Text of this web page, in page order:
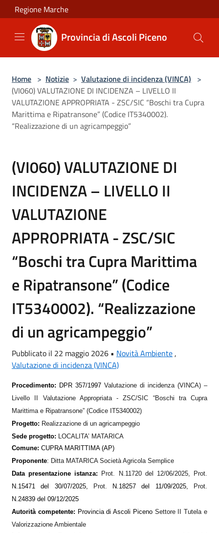
Salta al contenuto principale
Regione Marche
Provincia di Ascoli Piceno
Home > Notizie > Valutazione di incidenza (VINCA) >
(VI060) VALUTAZIONE DI INCIDENZA – LIVELLO II
VALUTAZIONE APPROPRIATA - ZSC/SIC “Boschi tra Cupra
Marittima e Ripatransone” (Codice IT5340002).
“Realizzazione di un agricampeggio”
(VI060) VALUTAZIONE DI
INCIDENZA – LIVELLO II
VALUTAZIONE
APPROPRIATA - ZSC/SIC
“Boschi tra Cupra Marittima
e Ripatransone” (Codice
IT5340002). “Realizzazione
di un agricampeggio”
Pubblicato il 22 maggio 2026 • Novità Ambiente,
Valutazione di incidenza (VINCA)
Procedimento: DPR 357/1997 Valutazione di incidenza (VINCA) –
Livello II Valutazione Appropriata - ZSC/SIC “Boschi tra Cupra
Marittima e Ripatransone” (Codice IT5340002)
Progetto: Realizzazione di un agricampeggio
Sede progetto: LOCALITA’ MATARICA
Comune: CUPRA MARITTIMA (AP)
Proponente: Ditta MATARICA Società Agricola Semplice
Data presentazione istanza:
Prot. N.11720 del 12/06/2025, Prot.
N.15471 del 30/07/2025,
Prot. N.18257 del 11/09/2025,
Prot.
N.24839 del 09/12/2025
Autorità competente: Provincia di Ascoli Piceno Settore II Tutela e
Valorizzazione Ambientale